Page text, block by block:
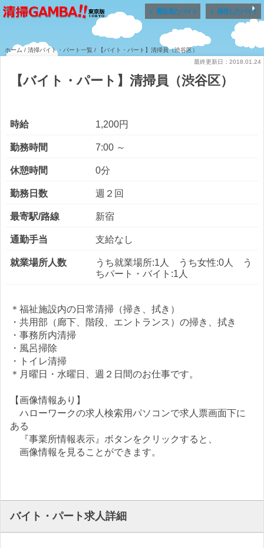
 最近見たバイト  保存したバイト
ホーム / 清掃バイト・パート一覧 / 【バイト・パート】清掃員（渋谷区）
最終更新日：2018.01.24
【バイト・パート】清掃員（渋谷区）
時給 1,200円
勤務時間 7:00 ～
休憩時間 0分
勤務日数 週２回
最寄駅/路線 新宿
通勤手当 支給なし
就業場所人数
うち就業場所:1人 うち女性:0人 う
ちパート・バイト:1人
＊福祉施設内の日常清掃（掃き、拭き）
・共用部（廊下、階段、エントランス）の掃き、拭き
・事務所内清掃
・風呂掃除
・トイレ清掃
＊月曜日・水曜日、週２日間のお仕事です。
【画像情報あり】
ハローワークの求人検索用パソコンで求人票画面下に
ある
『事業所情報表示』ボタンをクリックすると、
画像情報を見ることができます。
バイト・パート求人詳細